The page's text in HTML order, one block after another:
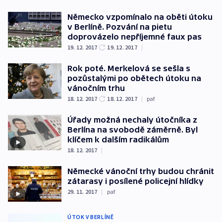
Německo vzpomínalo na oběti útoku
v Berlíně. Pozvání na pietu
doprovázelo nepříjemné faux pas
19. 12. 2017 19. 12. 2017 |
Rok poté. Merkelová se sešla s
pozůstalými po obětech útoku na
vánočním trhu
18. 12. 2017 18. 12. 2017 | paf
Úřady možná nechaly útočníka z
Berlína na svobodě záměrně. Byl
klíčem k dalším radikálům
18. 12. 2017 |
Německé vánoční trhy budou chránit
zátarasy i posílené policejní hlídky
29. 11. 2017 | paf
ÚTOK V BERLÍNĚ